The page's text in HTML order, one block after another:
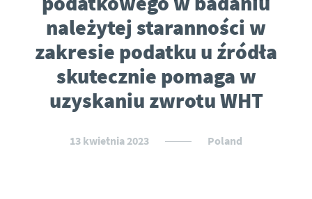
należytej staranności w
zakresie podatku u źródła
skutecznie pomaga w
uzyskaniu zwrotu WHT
13 kwietnia 2023 Poland